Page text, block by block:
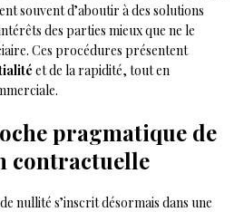
souvent d’aboutir à des solutions
des parties mieux que ne le
Ces procédures présentent
et de la rapidité, tout en
pragmatique de
contractuelle
nullité s’inscrit désormais dans une